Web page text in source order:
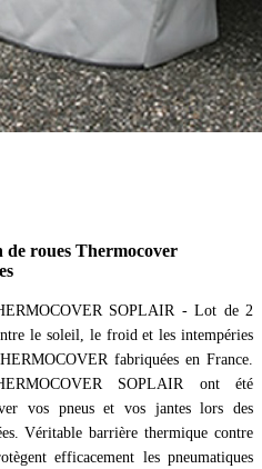
de roues Thermocover
SOPLAIR - Lot de 2
le soleil, le froid et les intempéries
fabriquées en France.
SOPLAIR ont été
vos pneus et vos jantes lors des
Véritable barrière thermique contre
efficacement les pneumatiques